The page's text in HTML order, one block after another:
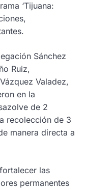
‘Tijuana:
Sánchez
Ruiz,
Valadez,
en la
de 2
recolección de 3
manera directa a
las
permanentes